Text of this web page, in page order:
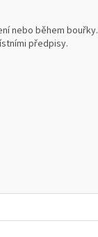
nebo během bouřky.
předpisy.